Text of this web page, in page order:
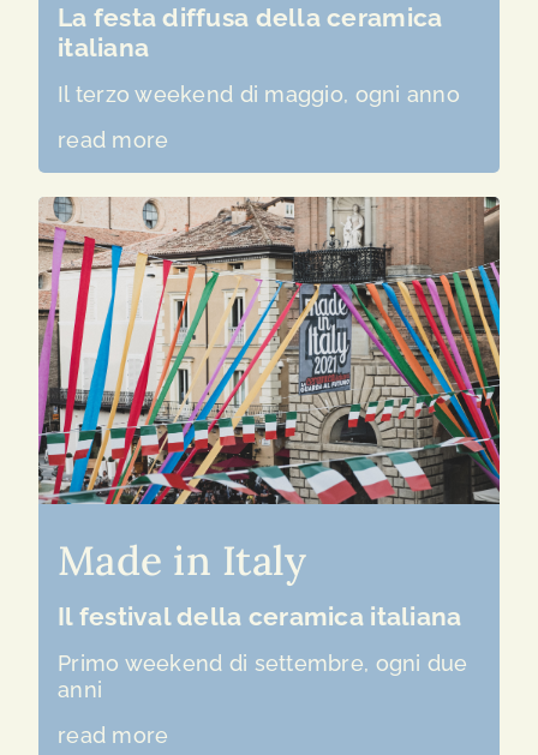
La festa diffusa della ceramica
italiana
Il terzo weekend di maggio, ogni anno
read more
Made in Italy
Il festival della ceramica italiana
Primo weekend di settembre, ogni due
anni
read more